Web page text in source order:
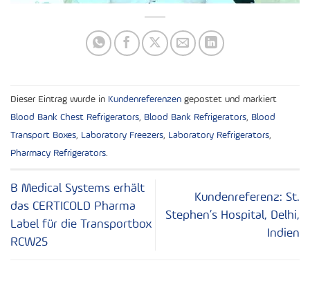
Dieser Eintrag wurde in Kundenreferenzen gepostet und markiert
Blood Bank Chest Refrigerators, Blood Bank Refrigerators, Blood
Transport Boxes, Laboratory Freezers, Laboratory Refrigerators,
Pharmacy Refrigerators.
B Medical Systems erhält
das CERTICOLD Pharma
Label für die Transportbox
RCW25
Kundenreferenz: St.
Stephen’s Hospital, Delhi,
Indien